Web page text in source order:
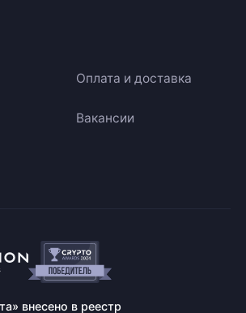
Оплата и доставка
Вакансии
внесено в реестр